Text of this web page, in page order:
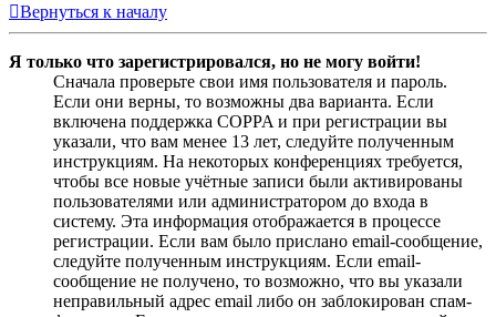
Вернуться к началу
Я только что зарегистрировался, но не могу войти!
Сначала проверьте свои имя пользователя и пароль.
Если они верны, то возможны два варианта. Если
включена поддержка COPPA и при регистрации вы
указали, что вам менее 13 лет, следуйте полученным
инструкциям. На некоторых конференциях требуется,
чтобы все новые учётные записи были активированы
пользователями или администратором до входа в
систему. Эта информация отображается в процессе
регистрации. Если вам было прислано email-сообщение,
следуйте полученным инструкциям. Если email-
сообщение не получено, то возможно, что вы указали
неправильный адрес email либо он заблокирован спам-